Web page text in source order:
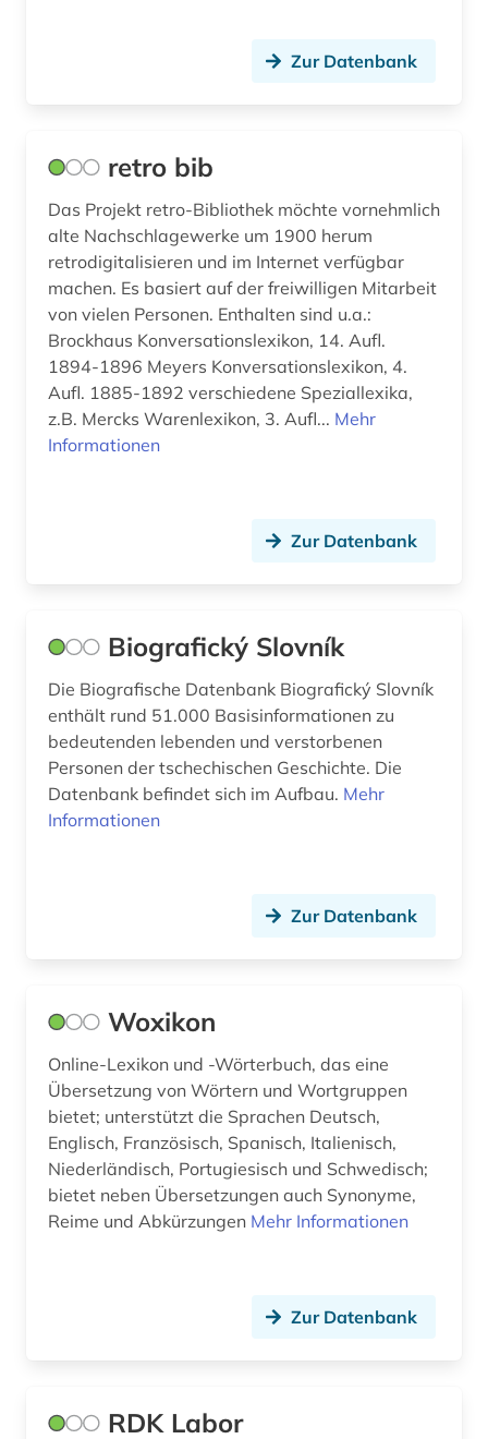
Zur Datenbank
retro bib
Das Projekt retro-Bibliothek möchte vornehmlich
alte Nachschlagewerke um 1900 herum
retrodigitalisieren und im Internet verfügbar
machen. Es basiert auf der freiwilligen Mitarbeit
von vielen Personen. Enthalten sind u.a.:
Brockhaus Konversationslexikon, 14. Aufl.
1894-1896 Meyers Konversationslexikon, 4.
Aufl. 1885-1892 verschiedene Speziallexika,
z.B. Mercks Warenlexikon, 3. Aufl... Mehr
Informationen
Zur Datenbank
Biografický Slovník
Die Biografische Datenbank Biografický Slovník
enthält rund 51.000 Basisinformationen zu
bedeutenden lebenden und verstorbenen
Personen der tschechischen Geschichte. Die
Datenbank befindet sich im Aufbau. Mehr
Informationen
Zur Datenbank
Woxikon
Online-Lexikon und -Wörterbuch, das eine
Übersetzung von Wörtern und Wortgruppen
bietet; unterstützt die Sprachen Deutsch,
Englisch, Französisch, Spanisch, Italienisch,
Niederländisch, Portugiesisch und Schwedisch;
bietet neben Übersetzungen auch Synonyme,
Reime und Abkürzungen Mehr Informationen
Zur Datenbank
RDK Labor